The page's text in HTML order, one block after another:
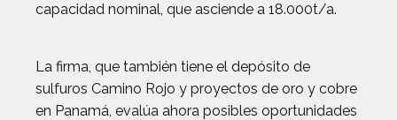
capacidad nominal, que asciende a 18.000t/a.
La firma, que también tiene el depósito de
sulfuros Camino Rojo y proyectos de oro y cobre
en Panamá, evalúa ahora posibles oportunidades